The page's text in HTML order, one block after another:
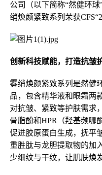
公司（以下简称“然健环
绡焕颜紧致系列荣获
创新科技赋能，打造抗皱
雾绡焕颜紧致系列是然健
品，包含精华液和眼霜两
对抗皱、紧致等护肤需求
骨脂酚和HPR（羟基频哪
促进胶原蛋白生成，抚平
重胜肽与龙胆提取物的加
少细纹与干纹，让肌肤焕